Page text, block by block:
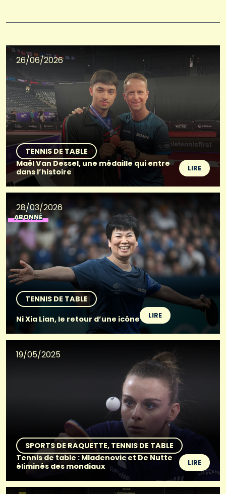
26/06/2026
TENNIS DE TABLE
Maël Van Dessel, une médaille qui entre
dans l’histoire
LIRE
28/03/2026
ABONNÉ
TENNIS DE TABLE
Ni Xia Lian, le retour d’une icône
LIRE
19/05/2025
SPORTS DE RAQUETTE TENNIS DE TABLE
Tennis de table : Mladenovic et De Nutte
éliminés des mondiaux
LIRE